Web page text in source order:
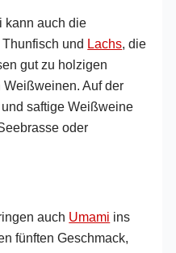
kann auch die
und Lachs, die
gut zu holzigen
Auf der
saftige Weißweine
oder
auch Umami ins
fünften Geschmack,